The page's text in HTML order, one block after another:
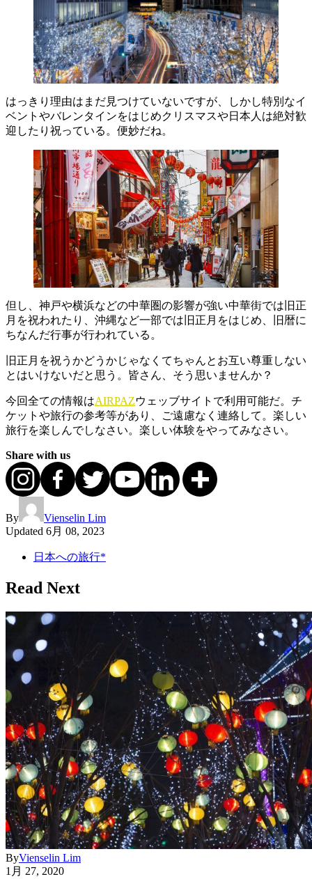
はっきり理由はまだ見つけていないですが、しかし特別なイ
ベントやバレンタインをはじめクリスマスや日本人は絶対歓
迎したり祝っている。便妙だね。
但し、神戸や横浜などの中華圏の影響が強い中華街では旧正
月を祝われたり、沖縄など一部では旧正月をはじめ、旧暦に
ちなんだ行事が行われている。
旧正月を祝うかどうかじゃなくてちゃんとお互い尊重しない
とはいけないだと思う。皆さん、そう思いませんか？
今回全ての情報はAIRPAZウェッブサイトで利用可能だ。チ
ケットや旅行の参考等があり、ご遠慮なく連絡して。楽しい
旅行を楽しんでしなさい。楽しい体験をやってみなさい。
Share with us
By
Vienselin Lim
Updated 6月 08, 2023
日本への旅行*
Read Next
ByVienselin Lim
1月 27, 2020